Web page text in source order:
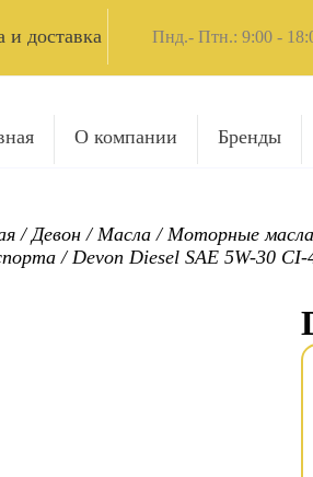
и доставка Пнд.- Птн.: 9:00 -
О компании Бренды
/Девон /Масла /Моторные масла
/Devon Diesel SAE 5W-30 CI-